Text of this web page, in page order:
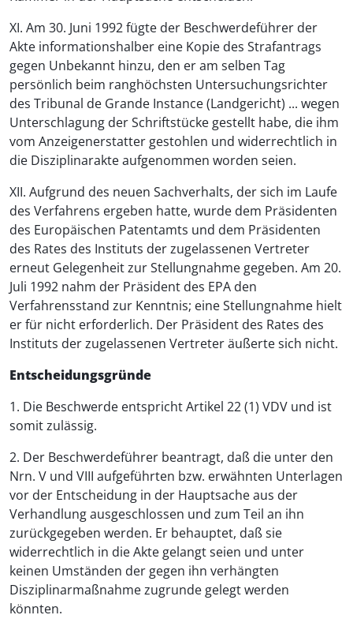
XI. Am 30. Juni 1992 fügte der Beschwerdeführer der
Akte informationshalber eine Kopie des Strafantrags
gegen Unbekannt hinzu, den er am selben Tag
persönlich beim ranghöchsten Untersuchungsrichter
des Tribunal de Grande Instance (Landgericht) ... wegen
Unterschlagung der Schriftstücke gestellt habe, die ihm
vom Anzeigenerstatter gestohlen und widerrechtlich in
die Disziplinarakte aufgenommen worden seien.
XII. Aufgrund des neuen Sachverhalts, der sich im Laufe
des Verfahrens ergeben hatte, wurde dem Präsidenten
des Europäischen Patentamts und dem Präsidenten
des Rates des Instituts der zugelassenen Vertreter
erneut Gelegenheit zur Stellungnahme gegeben. Am 20.
Juli 1992 nahm der Präsident des EPA den
Verfahrensstand zur Kenntnis; eine Stellungnahme hielt
er für nicht erforderlich. Der Präsident des Rates des
Instituts der zugelassenen Vertreter äußerte sich nicht.
Entscheidungsgründe
1. Die Beschwerde entspricht Artikel 22 (1) VDV und ist
somit zulässig.
2. Der Beschwerdeführer beantragt, daß die unter den
Nrn. V und VIII aufgeführten bzw. erwähnten Unterlagen
vor der Entscheidung in der Hauptsache aus der
Verhandlung ausgeschlossen und zum Teil an ihn
zurückgegeben werden. Er behauptet, daß sie
widerrechtlich in die Akte gelangt seien und unter
keinen Umständen der gegen ihn verhängten
Disziplinarmaßnahme zugrunde gelegt werden
könnten.